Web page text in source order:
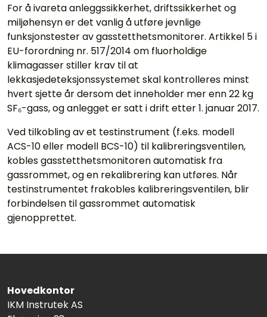
For å ivareta anleggssikkerhet, driftssikkerhet og
miljøhensyn er det vanlig å utføre jevnlige
funksjonstester av gasstetthetsmonitorer. Artikkel 5 i
EU-forordning nr. 517/2014 om fluorholdige
klimagasser stiller krav til at
lekkasjedeteksjonssystemet skal kontrolleres minst
hvert sjette år dersom det inneholder mer enn 22 kg
SF₆-gass, og anlegget er satt i drift etter 1. januar 2017.
Ved tilkobling av et testinstrument (f.eks. modell
ACS-10 eller modell BCS-10) til kalibreringsventilen,
kobles gasstetthetsmonitoren automatisk fra
gassrommet, og en rekalibrering kan utføres. Når
testinstrumentet frakobles kalibreringsventilen, blir
forbindelsen til gassrommet automatisk
gjenopprettet.
Hovedkontor
IKM Instrutek AS